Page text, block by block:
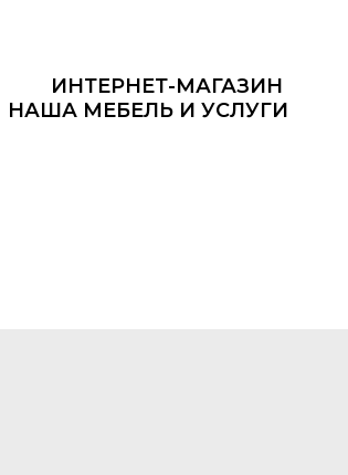
ИНТЕРНЕТ-МАГАЗИН
НАША МЕБЕЛЬ И УСЛУГИ